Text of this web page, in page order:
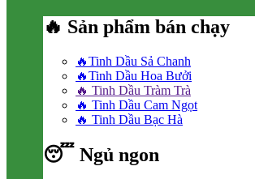
🔥 Sản phẩm bán chạy
🔥Tinh Dầu Sả Chanh
🔥Tinh Dầu Hoa Bưởi
🔥 Tinh Dầu Tràm Trà
🔥 Tinh Dầu Cam Ngọt
🔥 Tinh Dầu Bạc Hà
😴 Ngủ ngon